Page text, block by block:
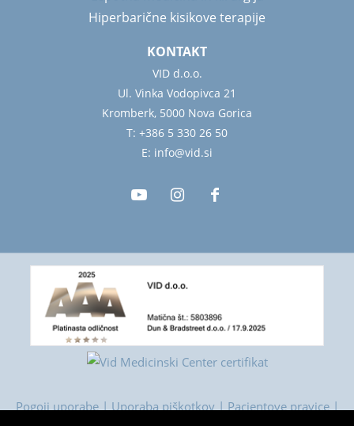
Hiperbarične kisikove terapije
KONTAKT
VID d.o.o.
Ul. Vinka Vodopivca 21
Kromberk, 5000 Nova Gorica
T: +386 5 330 26 50
E: info@vid.si
Pogoji uporabe|Uporaba piškotkov|Pacientove pravice|